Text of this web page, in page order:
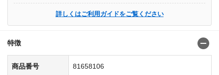
詳しくはご利用ガイドをご覧ください
特徴
商品番号 81658106